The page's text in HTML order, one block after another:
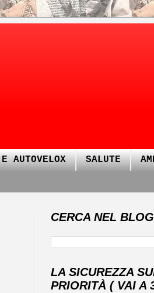
AUTOVELOX SALUTE
CERCA NEL BLOG
LA SICUREZZA
PRIORITÀ ( VAI A